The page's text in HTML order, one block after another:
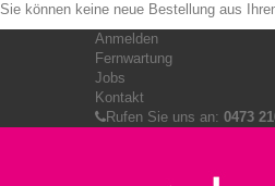
Sie können keine neue Bestellung aus
Anmelden
Fernwartung
Jobs
Kontakt
Rufen Sie uns an: 0473